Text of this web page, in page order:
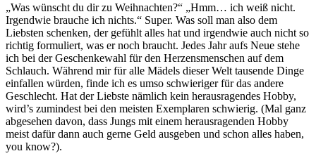
„Was wünscht du dir zu Weihnachten?“ „Hmm… ich weiß nicht.
Irgendwie brauche ich nichts.“ Super. Was soll man also dem
Liebsten schenken, der gefühlt alles hat und irgendwie auch nicht so
richtig formuliert, was er noch braucht. Jedes Jahr aufs Neue stehe
ich bei der Geschenkewahl für den Herzensmenschen auf dem
Schlauch. Während mir für alle Mädels dieser Welt tausende Dinge
einfallen würden, finde ich es umso schwieriger für das andere
Geschlecht. Hat der Liebste nämlich kein herausragendes Hobby,
wird’s zumindest bei den meisten Exemplaren schwierig. (Mal ganz
abgesehen davon, dass Jungs mit einem herausragenden Hobby
meist dafür dann auch gerne Geld ausgeben und schon alles haben,
you know?).